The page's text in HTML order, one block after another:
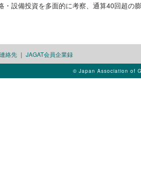
設備投資を多面的に考察、通算40回超の
絡先 ｜ JAGAT会員企業録
© Japan Association of